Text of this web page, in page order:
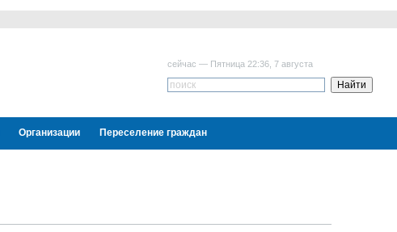
сейчас — Пятница 22:36, 7 августа
Организации Переселение граждан